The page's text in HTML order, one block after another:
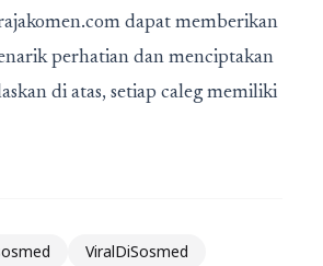
dapat memberikan
perhatian dan menciptakan
di atas, setiap caleg memiliki
ViralDiSosmed